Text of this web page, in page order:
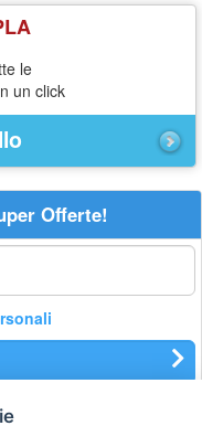
le
un click
Offerte!